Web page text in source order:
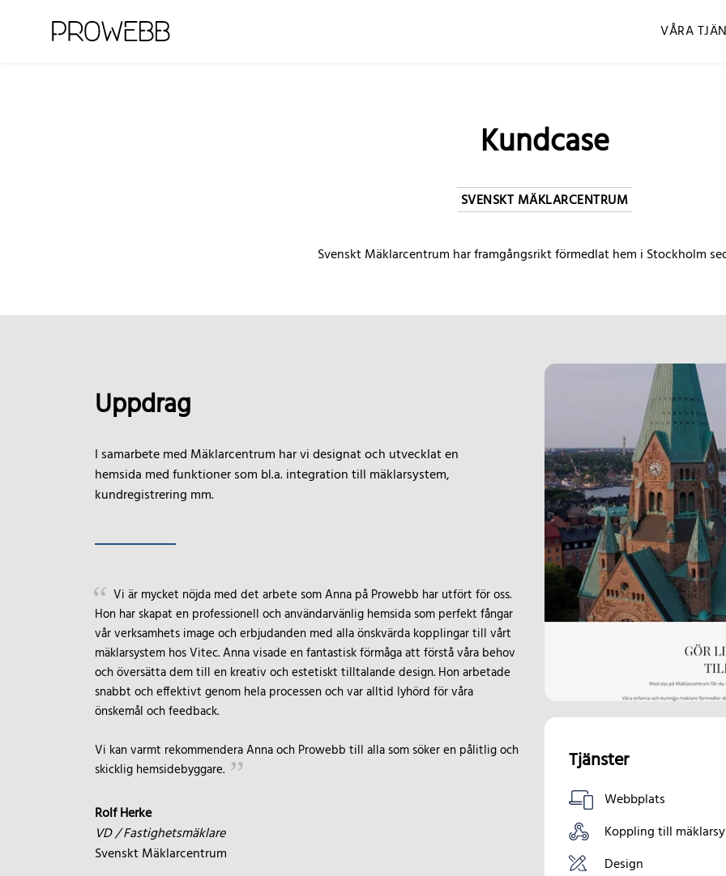
VÅRA
Kundcase
SVENSKT MÄKLARCENTRUM
Svenskt Mäklarcentrum har framgångsrikt förmedlat hem i Stockholm
Uppdrag
I samarbete med Mäklarcentrum har vi designat och utvecklat en
hemsida med funktioner som bl.a. integration till mäklarsystem,
kundregistrering mm.
Vi är mycket nöjda med det arbete som Anna på Prowebb har utfört för oss.
Hon har skapat en professionell och användarvänlig hemsida som perfekt fångar
vår verksamhets image och erbjudanden med alla önskvärda kopplingar till vårt
mäklarsystem hos Vitec. Anna visade en fantastisk förmåga att förstå våra behov
och översätta dem till en kreativ och estetiskt tilltalande design. Hon arbetade
snabbt och effektivt genom hela processen och var alltid lyhörd för våra
önskemål och feedback.
Vi kan varmt rekommendera Anna och Prowebb till alla som söker en pålitlig och
skicklig hemsidebyggare.
Rolf Herke
VD / Fastighetsmäklare
Svenskt Mäklarcentrum
Tjänster
Webbplats
Koppling till
Design